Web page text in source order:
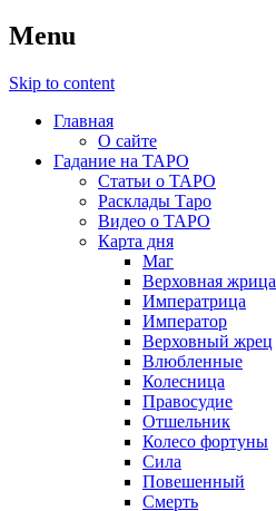
Menu
Skip to content
Главная
О сайте
Гадание на ТАРО
Статьи о ТАРО
Расклады Таро
Видео о ТАРО
Карта дня
Маг
Верховная жрица
Императрица
Император
Верховный жрец
Влюбленные
Колесница
Правосудие
Отшельник
Колесо фортуны
Сила
Повешенный
Смерть